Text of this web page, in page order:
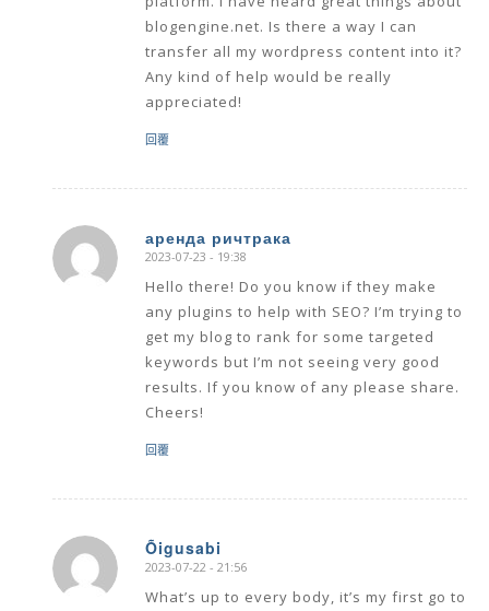
blogengine.net. Is there a way I can
transfer all my wordpress content into it?
Any kind of help would be really
appreciated!
回覆
аренда ричтрака
says:
2023-07-23 - 19:38
Hello there! Do you know if they make
any plugins to help with SEO? I’m trying to
get my blog to rank for some targeted
keywords but I’m not seeing very good
results. If you know of any please share.
Cheers!
回覆
Õigusabi
says:
2023-07-22 - 21:56
What’s up to every body, it’s my first go to